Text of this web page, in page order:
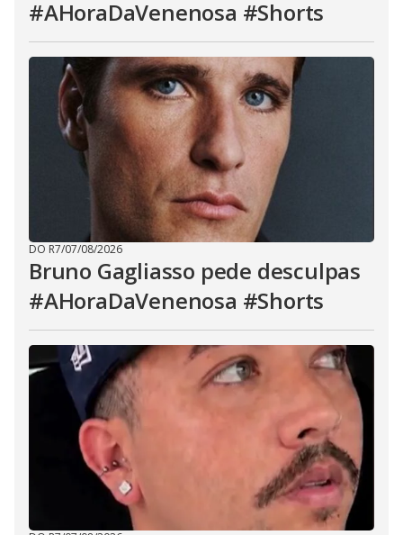
#AHoraDaVenenosa #Shorts
DO R7/07/08/2026
Bruno Gagliasso pede desculpas
#AHoraDaVenenosa #Shorts